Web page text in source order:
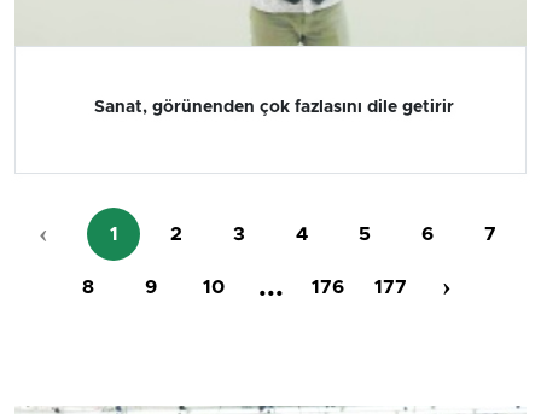
Sanat, görünenden çok fazlasını dile getirir
‹ 1 2 3 4 5 6 7
8 9 10 ... 176 177 ›